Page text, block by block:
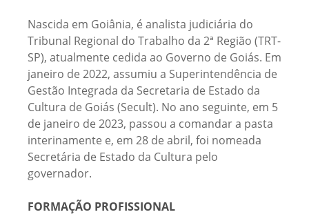
Nascida em Goiânia, é analista judiciária do
Tribunal Regional do Trabalho da 2ª Região (TRT-
SP), atualmente cedida ao Governo de Goiás. Em
janeiro de 2022, assumiu a Superintendência de
Gestão Integrada da Secretaria de Estado da
Cultura de Goiás (Secult). No ano seguinte, em 5
de janeiro de 2023, passou a comandar a pasta
interinamente e, em 28 de abril, foi nomeada
Secretária de Estado da Cultura pelo
governador.
FORMAÇÃO PROFISSIONAL